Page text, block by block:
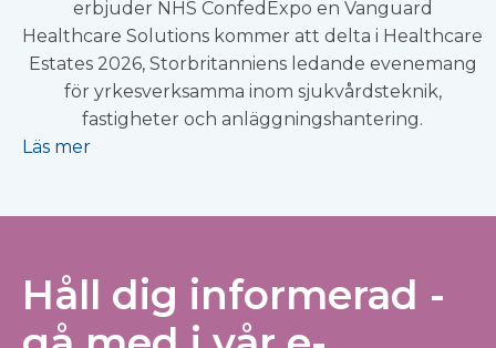
erbjuder NHS ConfedExpo en Vanguard
Healthcare Solutions kommer att delta i Healthcare
Estates 2026, Storbritanniens ledande evenemang
för yrkesverksamma inom sjukvårdsteknik,
fastigheter och anläggningshantering.
Läs mer
Håll dig informerad -